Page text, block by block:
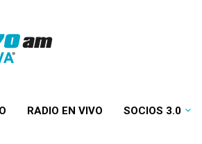
RADIO EN VIVO SOCIOS 3.0